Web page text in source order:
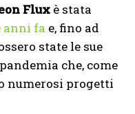
Flux è stata
anni fa e, fino ad
state le sue
che, come
numerosi progetti